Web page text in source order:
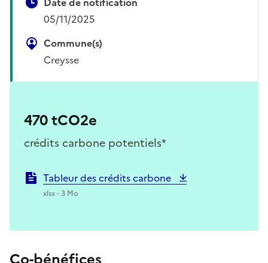
05/11/2025
Commune(s)
Creysse
470 tCO2e
crédits carbone potentiels*
Tableur des crédits carbone
xlsx - 3 Mo